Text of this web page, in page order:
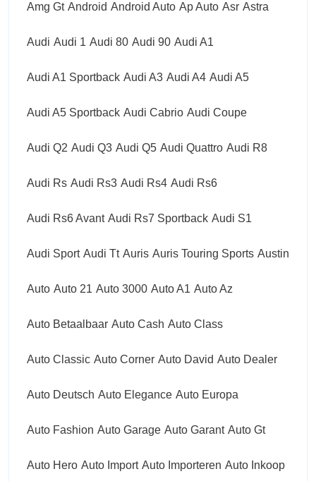
Amg Gt Android Android Auto Ap Auto Asr Astra
Audi Audi 1 Audi 80 Audi 90 Audi A1
Audi A1 Sportback Audi A3 Audi A4 Audi A5
Audi A5 Sportback Audi Cabrio Audi Coupe
Audi Q2 Audi Q3 Audi Q5 Audi Quattro Audi R8
Audi Rs Audi Rs3 Audi Rs4 Audi Rs6
Audi Rs6 Avant Audi Rs7 Sportback Audi S1
Audi Sport Audi Tt Auris Auris Touring Sports Austin
Auto Auto 21 Auto 3000 Auto A1 Auto Az
Auto Betaalbaar Auto Cash Auto Class
Auto Classic Auto Corner Auto David Auto Dealer
Auto Deutsch Auto Elegance Auto Europa
Auto Fashion Auto Garage Auto Garant Auto Gt
Auto Hero Auto Import Auto Importeren Auto Inkoop